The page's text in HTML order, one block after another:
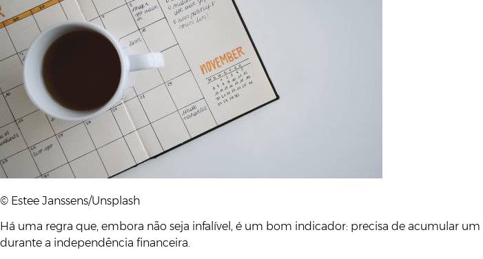
© Estee Janssens/Unsplash
Há uma regra que, embora não seja infalível, é um bom indicador: precisa de acumular um
durante a independência financeira.